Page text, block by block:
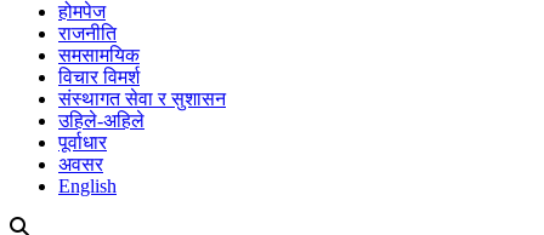
होमपेज
राजनीति
समसामयिक
विचार विमर्श
संस्थागत सेवा र सुशासन
उहिले-अहिले
पूर्वाधार
अवसर
English